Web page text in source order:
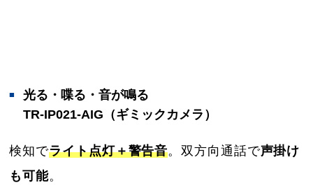
光る・喋る・音が鳴る
TR-IP021-AIG（ギミックカメラ）
検知でライト点灯＋警告音。双方向通話で声掛け
も可能。